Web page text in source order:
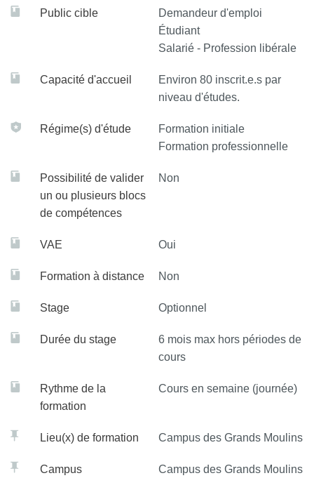
bagage technique (prise de vue, montage, prise de son),
d'une vision élargie des métiers ayant trait au cinéma
(production, distribution, programmation, conservation,
de la création cinématographique (écriture, tournage de
La L3 offre la possibilité de rencontrer de nombreux et
nombreuses professionnel.le.s.
Public cible
Demandeur d'emploi
Étudiant
Salarié - Profession libérale
Capacité d'accueil
Environ 80 inscrit.e.s par
niveau d'études.
Régime(s) d'étude
Formation initiale
Formation professionnelle
Possibilité de valider
un ou plusieurs blocs
de compétences
Non
VAE Oui
Formation à distance Non
Stage Optionnel
Durée du stage
6 mois max hors périodes de
cours
Rythme de la
formation
Cours en semaine (journée)
Lieu(x) de formation Campus des Grands Moulins
Campus Campus des Grands Moulins